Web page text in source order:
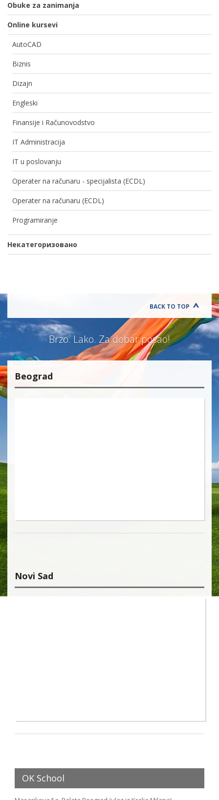
Obuke za zanimanja
Online kursevi
AutoCAD
Biznis
Dizajn
Engleski
Finansije i Računovodstvo
IT Administracija
IT u poslovanju
Operater na računaru - specijalista (ECDL)
Operater na računaru (ECDL)
Programiranje
Некатегоризовано
BACK TO TOP
Brzo. Lako. Za dobar posao!
Beograd
Novi Sad
OK School